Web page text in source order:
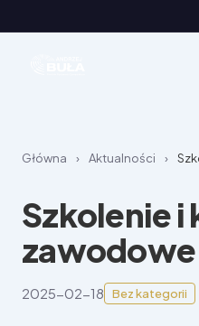
Główna › Aktualności ›
Szkolenie i
zawodowe
2025-02-18 Bez kategorii